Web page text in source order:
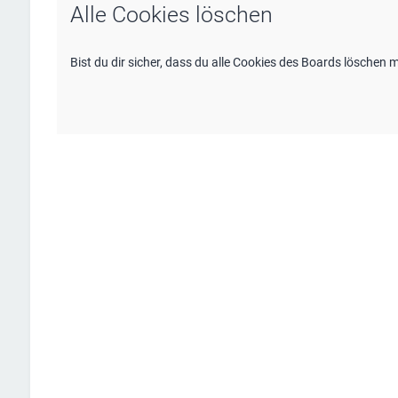
Alle Cookies löschen
Bist du dir sicher, dass du alle Cookies des Boards löschen